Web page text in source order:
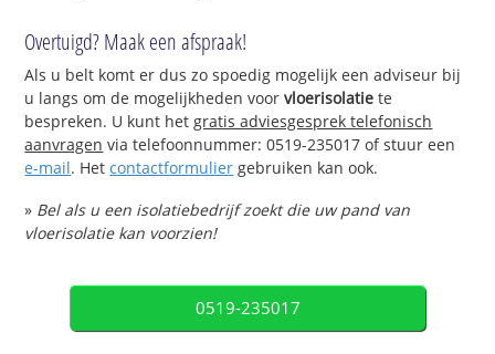
Overtuigd? Maak een afspraak!
Als u belt komt er dus zo spoedig mogelijk een adviseur bij
u langs om de mogelijkheden voorvloerisolatie te
bespreken. U kunt hetgratis adviesgesprek telefonisch
aanvragen via telefoonnummer: 0519-235017 of stuur een
e-mail. Hetcontactformulier gebruiken kan ook.
» Bel als u een isolatiebedrijf zoekt die uw pand van
vloerisolatie kan voorzien!
0519-235017